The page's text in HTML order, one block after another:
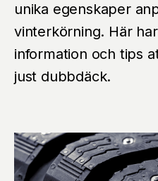
unika egenskaper
vinterkörning. Här
information och tips
just dubbdäck.